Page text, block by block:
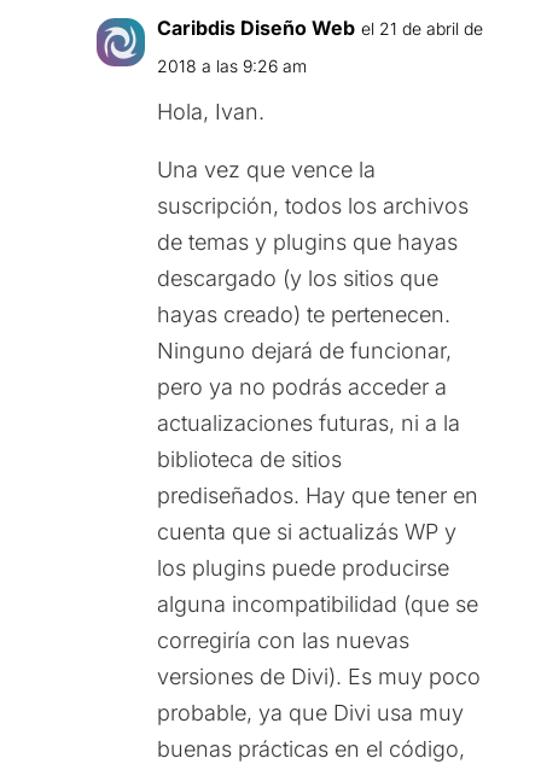
Caribdis Diseño Web el 21 de abril de
2018 a las 9:26 am
Hola, Ivan.
Una vez que vence la
suscripción, todos los archivos
de temas y plugins que hayas
descargado (y los sitios que
hayas creado) te pertenecen.
Ninguno dejará de funcionar,
pero ya no podrás acceder a
actualizaciones futuras, ni a la
biblioteca de sitios
prediseñados. Hay que tener en
cuenta que si actualizás WP y
los plugins puede producirse
alguna incompatibilidad (que se
corregiría con las nuevas
versiones de Divi). Es muy poco
probable, ya que Divi usa muy
buenas prácticas en el código,